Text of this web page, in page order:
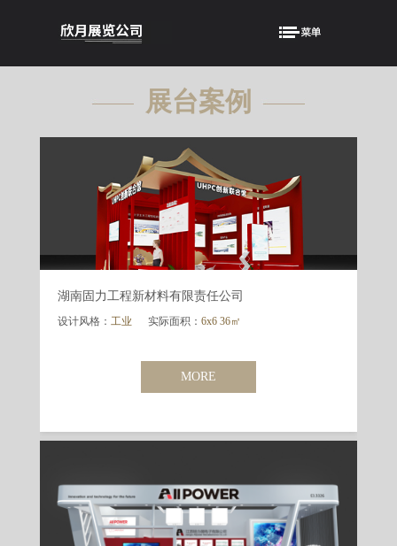
展台案例
showcase
公司多年从事展览设计、制作和搭建，凭借专业的技能
湖南固力工程新材料有限责任公司
设计风格： 工业 实际面积： 6x6 36㎡
MORE